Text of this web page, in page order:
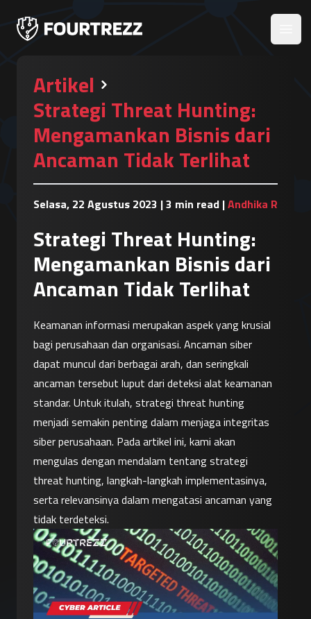
Artikel
Strategi Threat Hunting:
Mengamankan Bisnis dari
Ancaman Tidak Terlihat
Selasa, 22 Agustus 2023 |3 min read |Andhika R
Strategi Threat Hunting:
Mengamankan Bisnis dari
Ancaman Tidak Terlihat
Keamanan informasi merupakan aspek yang krusial
bagi perusahaan dan organisasi. Ancaman siber
dapat muncul dari berbagai arah, dan seringkali
ancaman tersebut luput dari deteksi alat keamanan
standar. Untuk itulah, strategi threat hunting
menjadi semakin penting dalam menjaga integritas
siber perusahaan. Pada artikel ini, kami akan
mengulas dengan mendalam tentang strategi
threat hunting, langkah-langkah implementasinya,
serta relevansinya dalam mengatasi ancaman yang
tidak terdeteksi.